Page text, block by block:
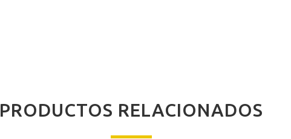
PRODUCTOS RELACIONADOS